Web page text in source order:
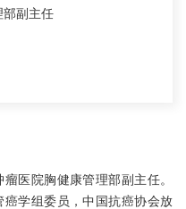
部副主任
医院胸健康管理部副主任。
学组委员，中国抗癌协会放